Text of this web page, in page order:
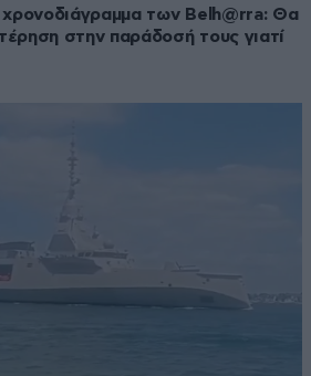
των Belh@rra: Θα
στην παράδοσή τους γιατί